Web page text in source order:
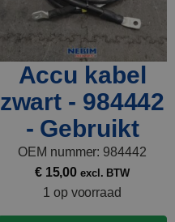
Accu kabel
zwart - 984442
- Gebruikt
OEM nummer: 984442
€15,00 excl. BTW
1 op voorraad